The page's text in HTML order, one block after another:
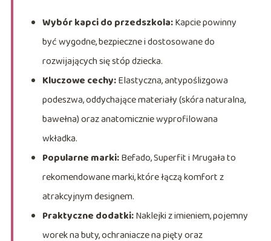
Wybór kapci do przedszkola:Kapcie powinny
być wygodne, bezpieczne i dostosowane do
rozwijających się stóp dziecka.
Kluczowe cechy:Elastyczna, antypoślizgowa
podeszwa, oddychające materiały (skóra naturalna,
bawełna) oraz anatomicznie wyprofilowana
wkładka.
Popularne marki:Befado, Superfit i Mrugała to
rekomendowane marki, które łączą komfort z
atrakcyjnym designem.
Praktyczne dodatki:Naklejki z imieniem, pojemny
worek na buty, ochraniacze na pięty oraz